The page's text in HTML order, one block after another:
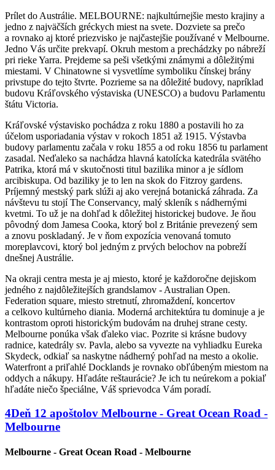
Prílet do Austrálie. MELBOURNE: najkultúrnejšie mesto krajiny a
jedno z najväčších gréckych miest na svete. Dozviete sa prečo
a rovnako aj ktoré priezvisko je najčastejšie používané v Melbourne.
Jedno Vás určite prekvapí. Okruh mestom a prechádzky po nábreží
pri rieke Yarra. Prejdeme sa peši všetkými známymi a dôležitými
miestami. V Chinatowne si vysvetlíme symboliku čínskej brány
privstupe do tejto štvrte. Pozrieme sa na dôležité budovy, napríklad
budovu Kráľovského výstaviska (UNESCO) a budovu Parlamentu
štátu Victoria.
Kráľovské výstavisko pochádza z roku 1880 a postavili ho za
účelom usporiadania výstav v rokoch 1851 až 1915. Výstavba
budovy parlamentu začala v roku 1855 a od roku 1856 tu parlament
zasadal. Neďaleko sa nachádza hlavná katolícka katedrála svätého
Patrika, ktorá má v skutočnosti titul bazilika minor a je sídlom
arcibiskupa. Od baziliky je to len na skok do Fitzroy gardens.
Príjemný mestský park slúži aj ako verejná botanická záhrada. Za
návštevu tu stojí The Conservancy, malý skleník s nádhernými
kvetmi. To už je na dohľad k dôležitej historickej budove. Je ňou
pôvodný dom Jamesa Cooka, ktorý bol z Británie prevezený sem
a znovu poskladaný. Je v ňom expozícia venovaná tomuto
moreplavcovi, ktorý bol jedným z prvých belochov na pobreží
dnešnej Austrálie.
Na okraji centra mesta je aj miesto, ktoré je každoročne dejiskom
jedného z najdôležitejších grandslamov - Australian Open.
Federation square, miesto stretnutí, zhromaždení, koncertov
a celkovo kultúrneho diania. Moderná architektúra tu dominuje a je
kontrastom oproti historickým budovám na druhej strane cesty.
Melbourne ponúka však ďaleko viac. Pozrite si krásne budovy
radnice, katedrály sv. Pavla, alebo sa vyvezte na vyhliadku Eureka
Skydeck, odkiaľ sa naskytne nádherný pohľad na mesto a okolie.
Waterfront a priľahlé Docklands je rovnako obľúbeným miestom na
oddych a nákupy. Hľadáte reštaurácie? Je ich tu neúrekom a pokiaľ
hľadáte niečo špeciálne, Váš sprievodca Vám poradí.
4Deň 12 apoštolov Melbourne - Great Ocean Road -
Melbourne
Melbourne - Great Ocean Road - Melbourne